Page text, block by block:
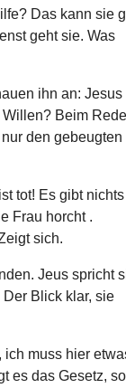
Das kann sie
geht sie. Was
ihn an: Jesus
Beim
den gebeugten
tot! Es gibt nichts
Frau horcht .
sich.
Jeus spricht
Blick klar, sie
ich muss hier
es das Gesetz, so